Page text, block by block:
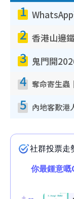
1
2
3
4
5